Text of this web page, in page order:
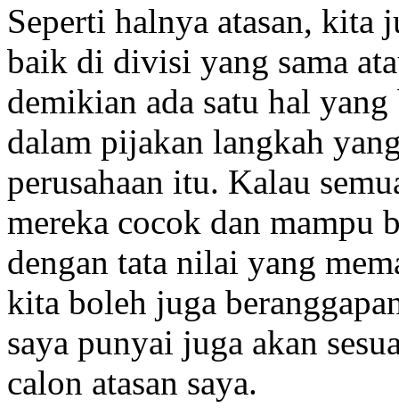
Seperti halnya atasan, kita
baik di divisi yang sama
demikian ada satu hal
dalam pijakan langkah
perusahaan itu. Kalau
mereka cocok dan mampu
dengan tata nilai yang
kita boleh juga
saya punyai juga akan
calon atasan saya.